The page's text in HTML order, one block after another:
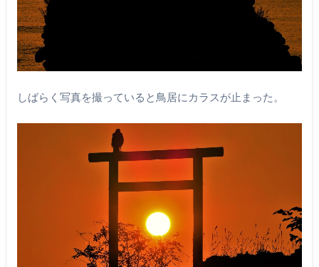
しばらく写真を撮っていると鳥居にカラスが止まった。